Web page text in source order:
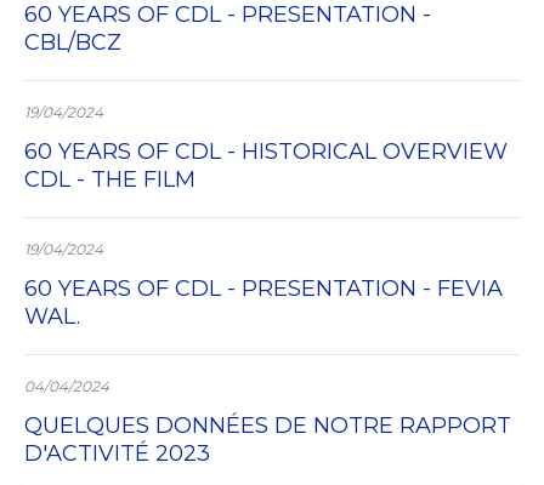
60 YEARS OF CDL - PRESENTATION -
CBL/BCZ
19/04/2024
60 YEARS OF CDL - HISTORICAL OVERVIEW
CDL - THE FILM
19/04/2024
60 YEARS OF CDL - PRESENTATION - FEVIA
WAL.
04/04/2024
QUELQUES DONNÉES DE NOTRE RAPPORT
D'ACTIVITÉ 2023